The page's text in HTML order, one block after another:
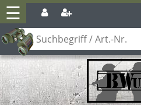
☰